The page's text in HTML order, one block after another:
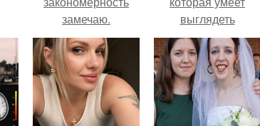
замечаю.
выглядеть
привлекательно и
элегантно в любои
ситуации.